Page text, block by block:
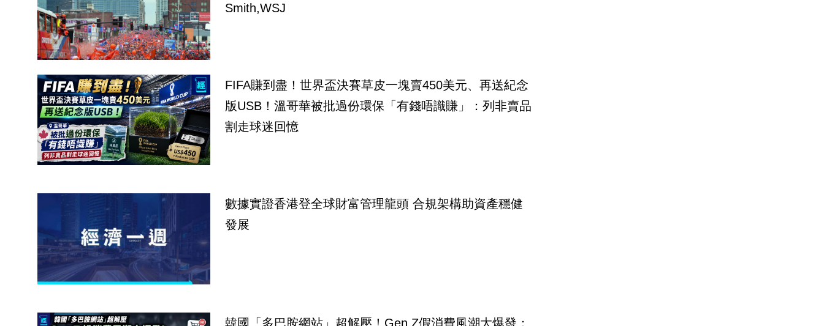
Smith,WSJ
FIFA賺到盡！世界盃決賽草皮一塊賣450美元、再送紀念
版USB！溫哥華被批過份環保「有錢唔識賺」：列非賣品
割走球迷回憶
數據實證香港登全球財富管理龍頭 合規架構助資產穩健
發展
韓國「多巴胺網站」超解壓！Gen Z假消費風潮大爆發：